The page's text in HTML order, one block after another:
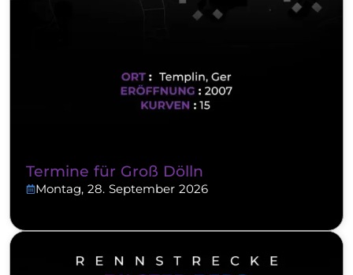
Termine für Groß Dölln
Montag, 28. September 2026